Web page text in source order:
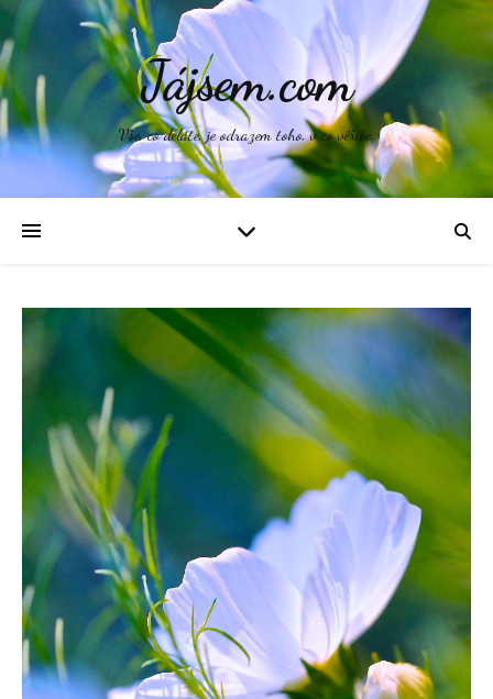
Jájsem.com
Vše, co děláte, je odrazem toho, v co věříte.